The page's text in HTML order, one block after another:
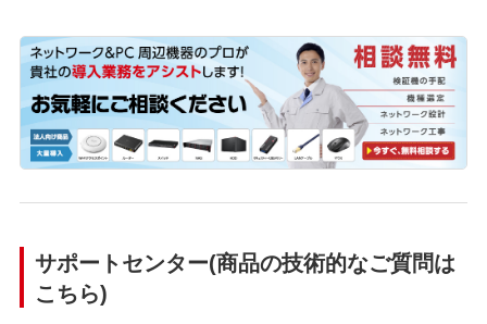
サポートセンター(商品の技術的なご質問は
こちら)